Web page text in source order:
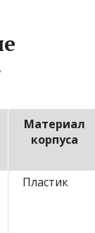
Материал
корпуса
Пластик